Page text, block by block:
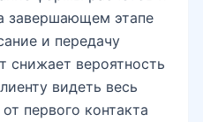
завершающем этапе
и передачу
снижает вероятность
видеть весь
первого контакта